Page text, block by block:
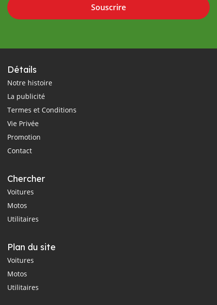
Souscrire
Détails
Notre histoire
La publicité
Termes et Conditions
Vie Privée
Promotion
Contact
Chercher
Voitures
Motos
Utilitaires
Plan du site
Voitures
Motos
Utilitaires